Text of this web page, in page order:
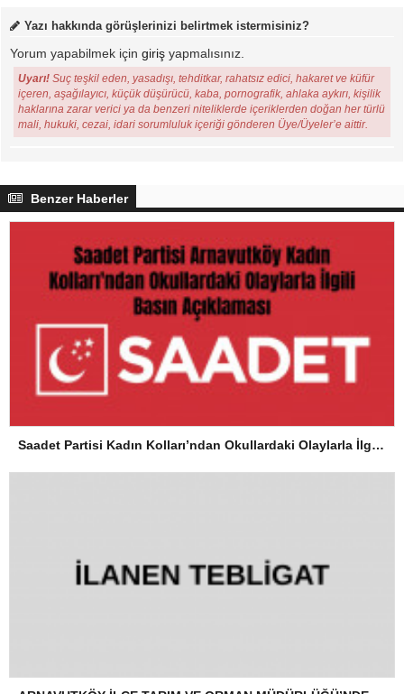
Yazı hakkında görüşlerinizi belirtmek istermisiniz?
Yorum yapabilmek için giriş yapmalısınız.
Uyarı! Suç teşkil eden, yasadışı, tehditkar, rahatsız edici, hakaret ve küfür
içeren, aşağılayıcı, küçük düşürücü, kaba, pornografik, ahlaka aykırı, kişilik
haklarına zarar verici ya da benzeri niteliklerde içeriklerden doğan her türlü
mali, hukuki, cezai, idari sorumluluk içeriği gönderen Üye/Üyeler’e aittir.
Benzer Haberler
Saadet Partisi Kadın Kolları’ndan Okullardaki Olaylarla İlgili Basın Açıklaması